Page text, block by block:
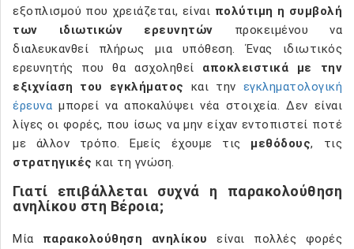
εξοπλισμού που χρειάζεται, είναι πολύτιμη η συμβολή
των ιδιωτικών ερευνητών προκειμένου να
διαλευκανθεί πλήρως μια υπόθεση. Ένας ιδιωτικός
ερευνητής που θα ασχοληθεί αποκλειστικά με την
εξιχνίαση του εγκλήματος
και την εγκληματολογική
έρευνα μπορεί να αποκαλύψει νέα στοιχεία. Δεν είναι
λίγες οι φορές, που ίσως να μην είχαν εντοπιστεί ποτέ
με άλλον τρόπο. Εμείς έχουμε τις μεθόδους, τις
στρατηγικές και τη γνώση.
Γιατί επιβάλλεται συχνά η παρακολούθηση
ανηλίκου στη Βέροια;
Μία παρακολούθηση ανηλίκου
είναι πολλές φορές